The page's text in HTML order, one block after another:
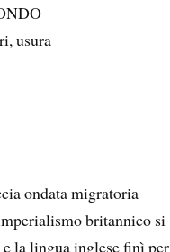
usura
ondata migratoria
britannico si
la lingua inglese finì per